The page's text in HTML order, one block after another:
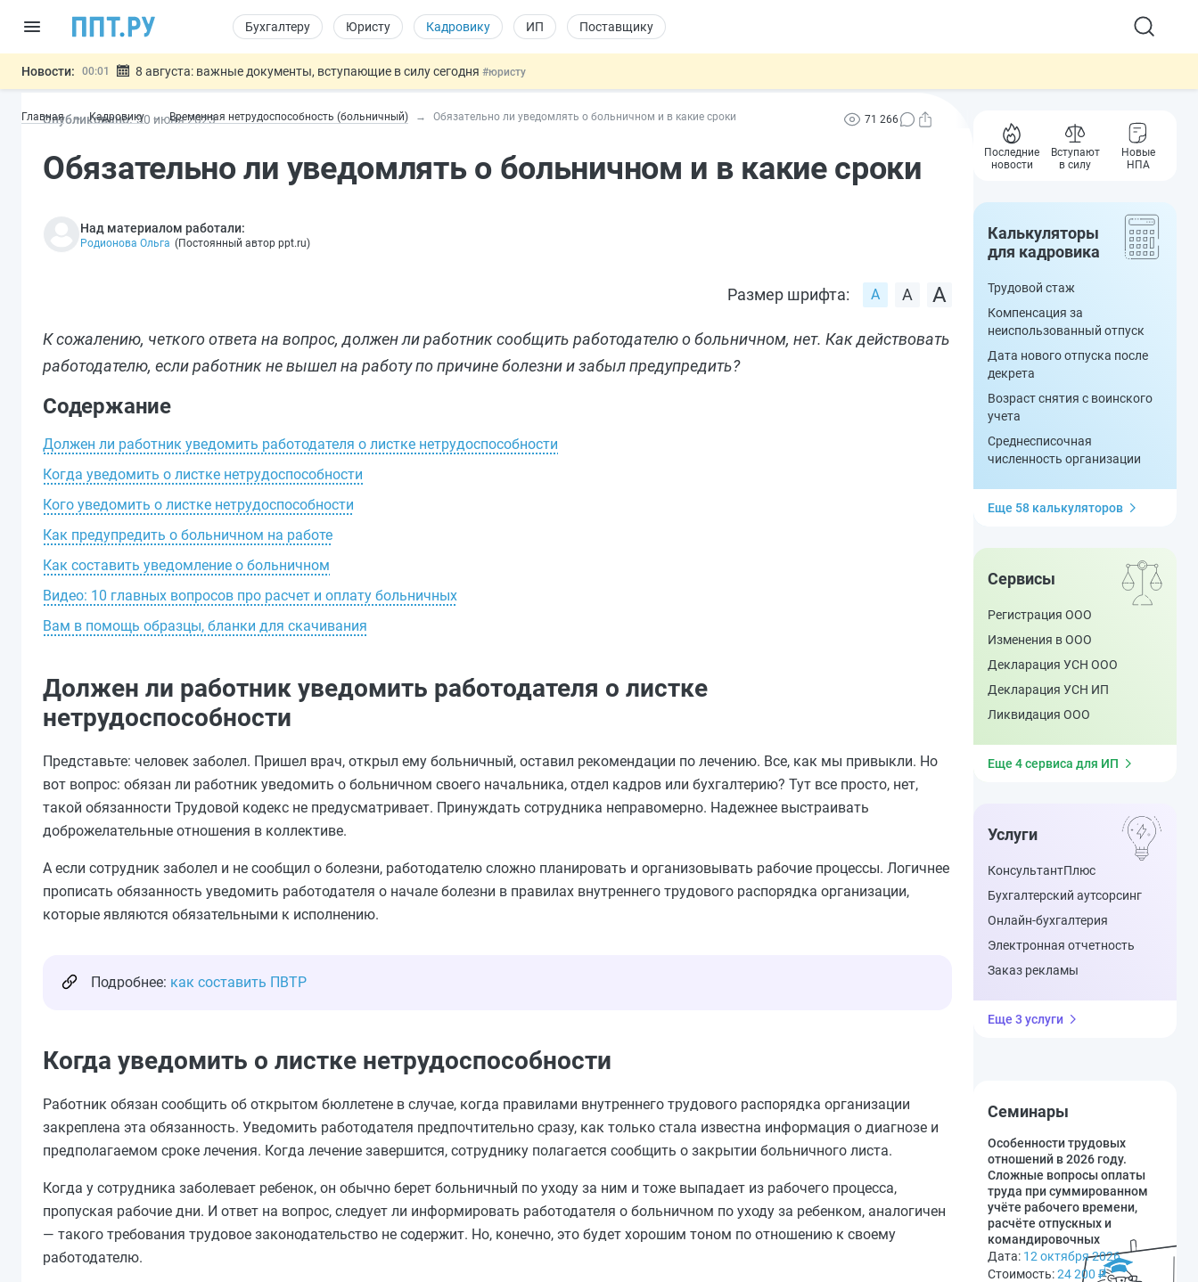
Бухгалтеру Юристу Кадровику ИП Поставщику
Новости: 00:01 8 августа: важные документы, вступающие в силу сегодня #юристу
07.08 Дистанционную работу беременных пропишут в ТК РФ#кадровику
07.08
Важно Разработают единые критерии трудовых и ГПХ-отношений #кадровику
Главная Кадровику Временная нетрудоспособность (больничный) Обязательно ли уведомлять о больничном и в какие сроки
Опубликовано: 30 июня2023 71 266
Обязательно ли уведомлять о больничном и в какие сроки
Над материалом работали:
Родионова Ольга (Постоянный автор ppt.ru)
Размер шрифта:
К сожалению, четкого ответа на вопрос, должен ли работник сообщить работодателю о больничном, нет. Как действовать
работодателю, если работник не вышел на работу по причине болезни и забыл предупредить?
Содержание
Должен ли работник уведомить работодателя о листке нетрудоспособности
Когда уведомить о листке нетрудоспособности
Кого уведомить о листке нетрудоспособности
Как предупредить о больничном на работе
Как составить уведомление о больничном
Видео: 10 главных вопросов про расчет и оплату больничных
Вам в помощь образцы, бланки для скачивания
Должен ли работник уведомить работодателя о листке
нетрудоспособности
Представьте: человек заболел. Пришел врач, открыл ему больничный, оставил рекомендации по лечению. Все, как мы привыкли. Но
вот вопрос: обязан ли работник уведомить о больничном своего начальника, отдел кадров или бухгалтерию? Тут все просто, нет,
такой обязанности Трудовой кодекс не предусматривает. Принуждать сотрудника неправомерно. Надежнее выстраивать
доброжелательные отношения в коллективе.
А если сотрудник заболел и не сообщил о болезни, работодателю сложно планировать и организовывать рабочие процессы. Логичнее
прописать обязанность уведомить работодателя о начале болезни в правилах внутреннего трудового распорядка организации,
которые являются обязательными к исполнению.
Подробнее: как составить ПВТР
Когда уведомить о листке нетрудоспособности
Работник обязан сообщить об открытом бюллетене в случае, когда правилами внутреннего трудового распорядка организации
закреплена эта обязанность. Уведомить работодателя предпочтительно сразу, как только стала известна информация о диагнозе и
предполагаемом сроке лечения. Когда лечение завершится, сотруднику полагается сообщить о закрытии больничного листа.
Когда у сотрудника заболевает ребенок, он обычно берет больничный по уходу за ним и тоже выпадает из рабочего процесса,
пропуская рабочие дни. И ответ на вопрос, следует ли информировать работодателя о больничном по уходу за ребенком, аналогичен
— такого требования трудовое законодательство не содержит. Но, конечно, это будет хорошим тоном по отношению к своему
работодателю.
Последние
новости
Вступают
в силу
Новые
НПА
Калькуляторы
для кадровика
Трудовой стаж
Компенсация за
неиспользованный отпуск
Дата нового отпуска после
декрета
Возраст снятия с воинского
учета
Среднесписочная
численность организации
Еще 58 калькуляторов
Сервисы
Регистрация ООО
Изменения в ООО
Декларация УСН ООО
Декларация УСН ИП
Ликвидация ООО
Еще 4 сервиса для ИП
Услуги
КонсультантПлюс
Бухгалтерский аутсорсинг
Онлайн-бухгалтерия
Электронная отчетность
Заказ рекламы
Еще 3 услуги
Семинары
Особенности трудовых
отношений в 2026 году.
Сложные вопросы оплаты
труда при суммированном
учёте рабочего времени,
расчёте отпускных и
командировочных
Дата: 12 октября 2026
Стоимость:24 200 ₽